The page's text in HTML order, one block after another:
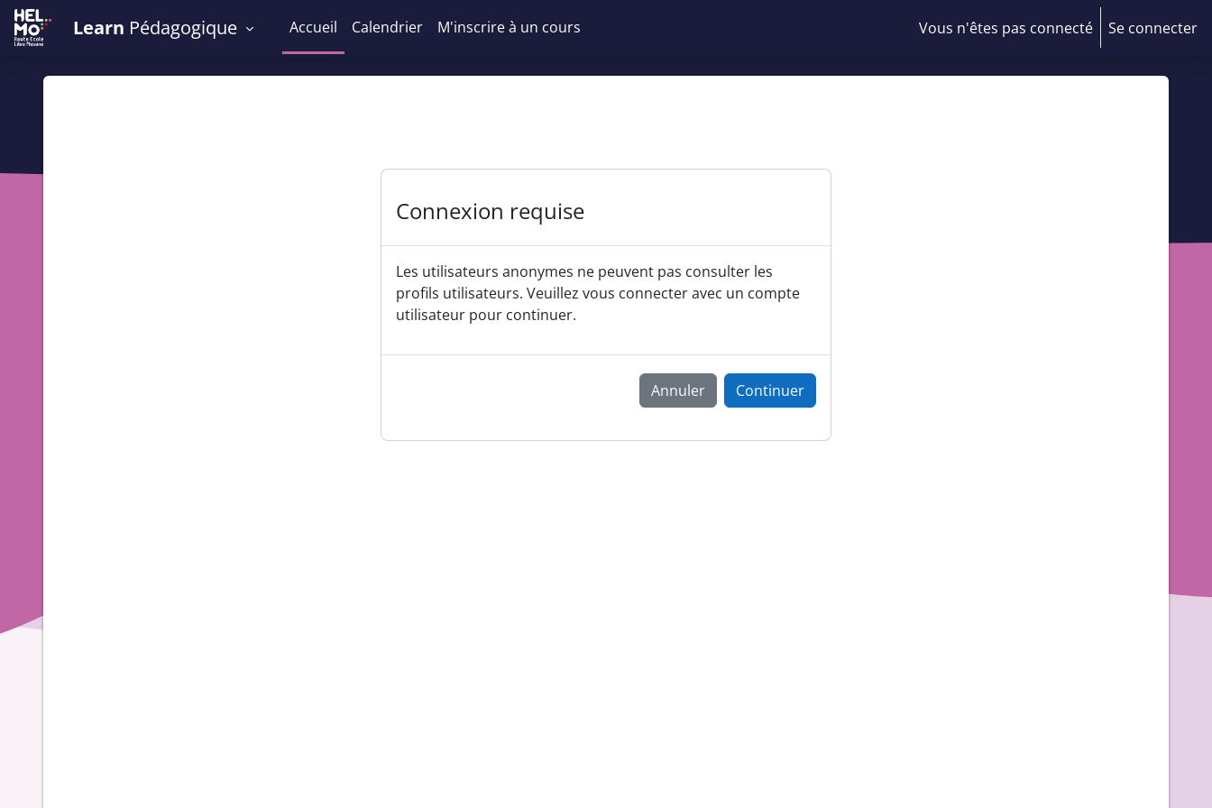
Passer au contenu principal
Learn Pédagogique Accueil Calendrier M'inscrire à un cours Vous n'êtes pas connecté Se connecter
Connexion requise
Les utilisateurs anonymes ne peuvent pas consulter les
profils utilisateurs. Veuillez vous connecter avec un compte
utilisateur pour continuer.
Annuler Continuer